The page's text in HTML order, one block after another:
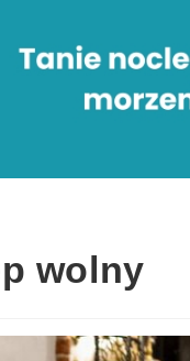
wolny